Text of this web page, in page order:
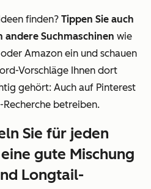
finden? Tippen Sie auch
Suchmaschinen wie
Amazon ein und schauen
Vorschläge Ihnen dort
gehört: Auch auf Pinterest
betreiben.
Sie für jeden
gute Mischung
Longtail-